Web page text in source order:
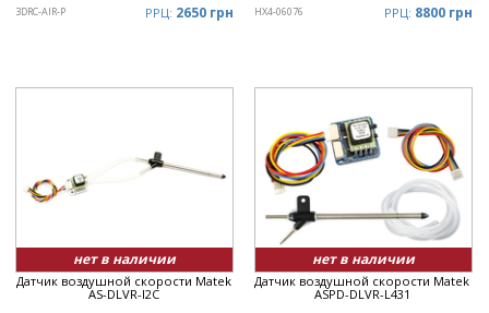
3DRC-AIR-P РРЦ: 2650 грн HX4-06076 РРЦ: 8800 грн
нет в наличии
Датчик воздушной скорости Matek
AS-DLVR-I2C
нет в наличии
Датчик воздушной скорости Matek
ASPD-DLVR-L431